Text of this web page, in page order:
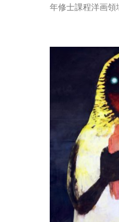
年修士課程洋画領